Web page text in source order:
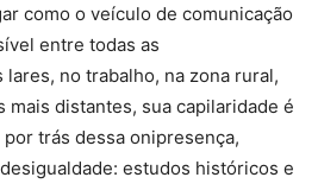
como o veículo de comunicação
entre todas as
no trabalho, na zona rural,
mais distantes, sua capilaridade é
trás dessa onipresença,
estudos históricos e